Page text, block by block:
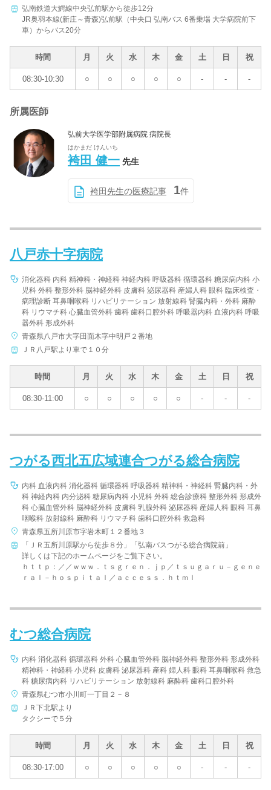
弘南鉄道大鰐線中央弘前駅から徒歩12分
JR奥羽本線(新庄～青森)弘前駅（中央口 弘南バス 6番乗場 大学病院前下
車）からバス20分
時間 月 火 水 木 金 土 日 祝
08:30-10:30 ○ ○ ○ ○ ○ - - -
所属医師
弘前大学医学部附属病院 病院長
はかまだ けんいち
袴田 健一 先生
袴田先生の医療記事 1件
八戸赤十字病院
消化器科 内科 精神科・神経科 神経内科 呼吸器科 循環器科 糖尿病内科 小
児科 外科 整形外科 脳神経外科 皮膚科 泌尿器科 産婦人科 眼科 臨床検査・
病理診断 耳鼻咽喉科 リハビリテーション 放射線科 腎臓内科・外科 麻酔
科 リウマチ科 心臓血管外科 歯科 歯科口腔外科 呼吸器内科 血液内科 呼吸
器外科 形成外科
青森県八戸市大字田面木字中明戸２番地
ＪＲ八戸駅より車で１０分
時間 月 火 水 木 金 土 日 祝
08:30-11:00 ○ ○ ○ ○ ○ - - -
つがる西北五広域連合つがる総合病院
内科 血液内科 消化器科 循環器科 呼吸器科 精神科・神経科 腎臓内科・外
科 神経内科 内分泌科 糖尿病内科 小児科 外科 総合診療科 整形外科 形成外
科 心臓血管外科 脳神経外科 皮膚科 乳腺外科 泌尿器科 産婦人科 眼科 耳鼻
咽喉科 放射線科 麻酔科 リウマチ科 歯科口腔外科 救急科
青森県五所川原市字岩木町１２番地３
「ＪＲ五所川原駅から徒歩８分」「弘南バスつがる総合病院前」
詳しくは下記のホームページをご覧下さい。
ｈｔｔｐ：／／ｗｗｗ．ｔｓｇｒｅｎ．ｊｐ／ｔｓｕｇａｒｕ－ｇｅｎｅ
ｒａｌ－ｈｏｓｐｉｔａｌ／ａｃｃｅｓｓ．ｈｔｍｌ
むつ総合病院
内科 消化器科 循環器科 外科 心臓血管外科 脳神経外科 整形外科 形成外科
精神科・神経科 小児科 皮膚科 泌尿器科 産科 婦人科 眼科 耳鼻咽喉科 救急
科 糖尿病内科 リハビリテーション 放射線科 麻酔科 歯科口腔外科
青森県むつ市小川町一丁目２－８
ＪＲ下北駅より
タクシーで５分
時間 月 火 水 木 金 土 日 祝
08:30-17:00 ○ ○ ○ ○ ○ - - -